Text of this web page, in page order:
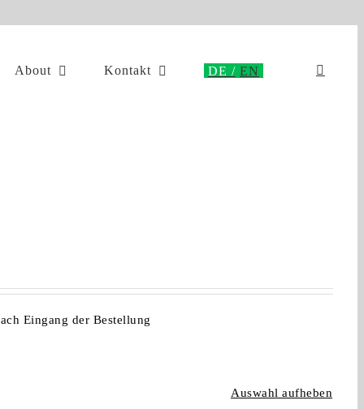
About Kontakt
Eingang der Bestellung
Auswahl aufheben